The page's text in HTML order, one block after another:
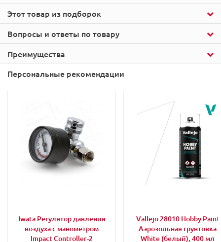
Этот товар из подборок
Вопросы и ответы по товару
Преимущества
Персональные рекомендации
Iwata Регулятор давления
воздуха с манометром
Impact Controller-2
Vallejo 28010 Hobby Paint
Аэрозольная грунтовка
White (белый), 400 мл